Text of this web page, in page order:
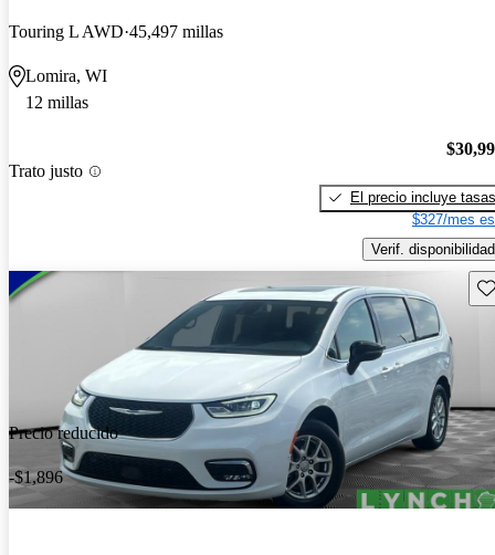
Touring L AWD 45,497 millas
Lomira, WI
12 millas
Trato justo
El precio incluye tasas
$327/mes
Verif. disponibilidad
Precio reducido
-$1,896